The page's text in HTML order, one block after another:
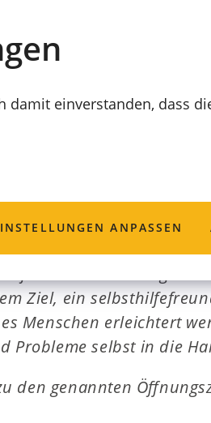
einverstanden, dass
ANPASSEN
Ziel, ein
Menschen erleichtert
Probleme selbst in die
den genannten